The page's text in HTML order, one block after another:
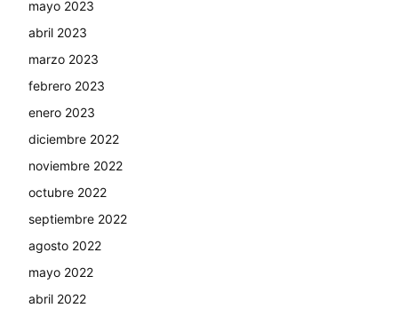
mayo 2023
abril 2023
marzo 2023
febrero 2023
enero 2023
diciembre 2022
noviembre 2022
octubre 2022
septiembre 2022
agosto 2022
mayo 2022
abril 2022